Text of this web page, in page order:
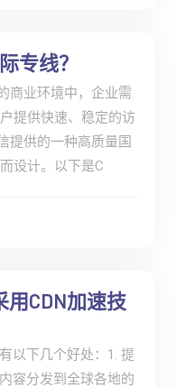
专线？
商业环境中，企业需
提供快速、稳定的访
提供的一种高质量国
设计。以下是C
CDN加速技
以下几个好处：1. 提
容分发到全球各地的